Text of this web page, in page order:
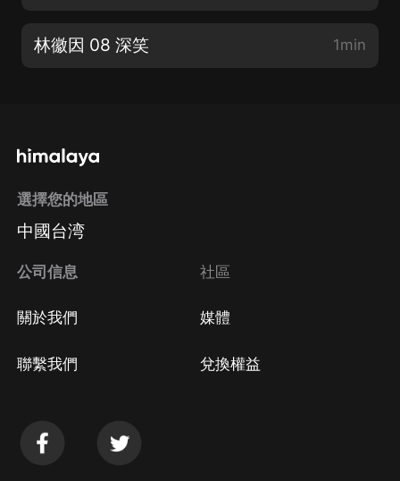
林徽因 08 深笑 1min
選擇您的地區
中國台湾
公司信息
關於我們
聯繫我們
社區
媒體
兌換權益